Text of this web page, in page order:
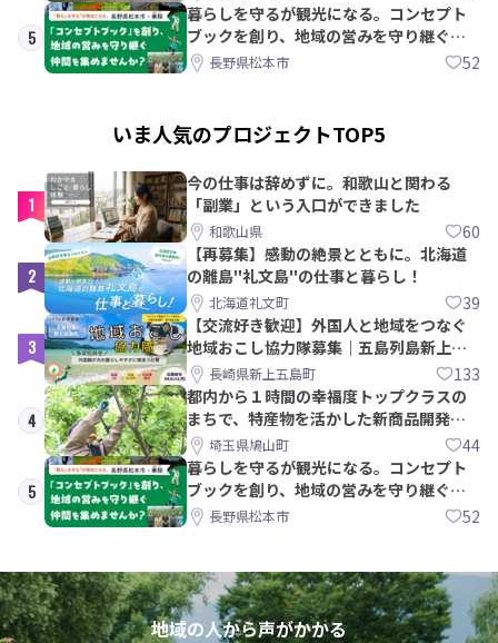
5
暮らしを守るが観光になる。コンセプト
ブックを創り、地域の営みを守り継ぐ仲
間を集めませんか？
長野県松本市 52
いま人気のプロジェクトTOP5
1
今の仕事は辞めずに。和歌山と関わる
「副業」という入口ができました
和歌山県 60
2
【再募集】感動の絶景とともに。北海道
の離島"礼文島"の仕事と暮らし！
北海道礼文町 39
3
【交流好き歓迎】外国人と地域をつなぐ
地域おこし協力隊募集｜五島列島新上五
島町長崎県新上五島町 133
4
都内から１時間の幸福度トップクラスの
まちで、特産物を活かした新商品開発＆
PRメンバー募集！
埼玉県鳩山町 44
5
暮らしを守るが観光になる。コンセプト
ブックを創り、地域の営みを守り継ぐ仲
間を集めませんか？
長野県松本市 52
地域の人から声がかかる